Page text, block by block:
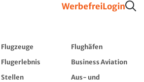
WerbefreiLogin
Flugzeuge
Flughäfen
Flugerlebnis
Business Aviation
Stellen
Aus- und